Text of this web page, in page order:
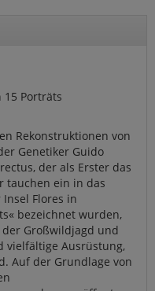
Porträts
Rekonstruktionen von
Genetiker Guido
der als Erster das
tauchen ein in das
Flores in
bezeichnet wurden,
Großwildjagd und
vielfältige Ausrüstung,
Auf der Grundlage von